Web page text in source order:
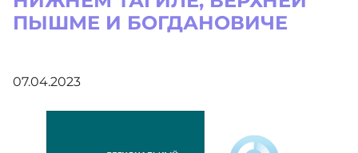
ПЫШМЕ И БОГДАНОВИЧЕ
07.04.2023